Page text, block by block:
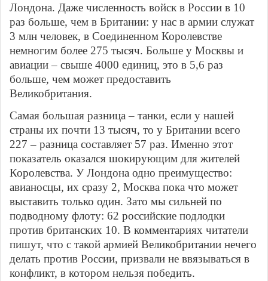
Лондона. Даже численность войск в России в 10
раз больше, чем в Британии: у нас в армии служат
3 млн человек, в Соединенном Королевстве
немногим более 275 тысяч. Больше у Москвы и
авиации – свыше 4000 единиц, это в 5,6 раз
больше, чем может предоставить
Великобритания.
Самая большая разница – танки, если у нашей
страны их почти 13 тысяч, то у Британии всего
227 – разница составляет 57 раз. Именно этот
показатель оказался шокирующим для жителей
Королевства. У Лондона одно преимущество:
авианосцы, их сразу 2, Москва пока что может
выставить только один. Зато мы сильней по
подводному флоту: 62 российские подлодки
против британских 10. В комментариях читатели
пишут, что с такой армией Великобритании нечего
делать против России, призвали не ввязываться в
конфликт, в котором нельзя победить.